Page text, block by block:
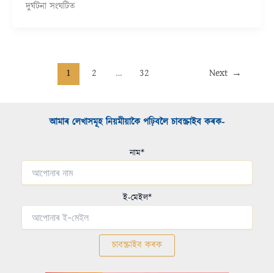
দুৰ্ঘটনা সংঘটিত
1 2 … 32 Next →
আমাৰ লেখাসমূহ নিয়মীয়াকৈ পঢ়িবলৈ চাবস্ক্ৰাইব কৰক-​
নাম*
ই-মেইল*